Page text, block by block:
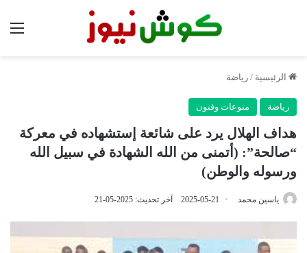
الرئيسية / رياضة
رياضة منوعات وفنون
هداف الهلال يرد على شائعة إستشهاده في معركة
“صالحة”: (أتمنى من الله الشهادة في سبيل الله
ورسوله والوطن)
ياسين محمد 2025-05-21 آخر تحديث: 2025-05-21